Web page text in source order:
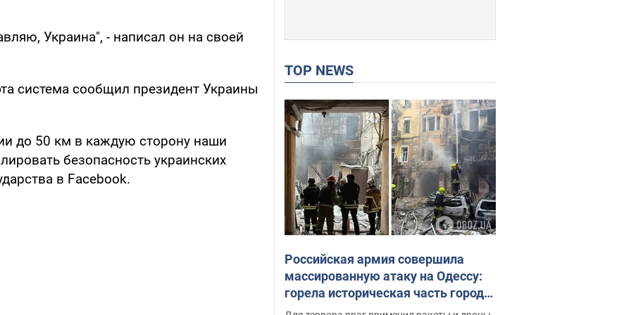
Украина", - написал он на своей
система сообщил президент Украины
до 50 км в каждую сторону наши
безопасность украинских
в Facebook.
TOP NEWS
Российская армия совершила
массированную атаку на Одессу:
горела историческая часть города,
есть пострадавшие. Фото и видео